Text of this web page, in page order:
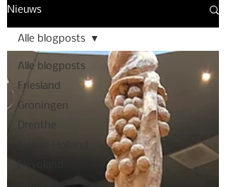
Nieuws
Alle blogposts
Friesland
Groningen
Drenthe
Alle blogposts